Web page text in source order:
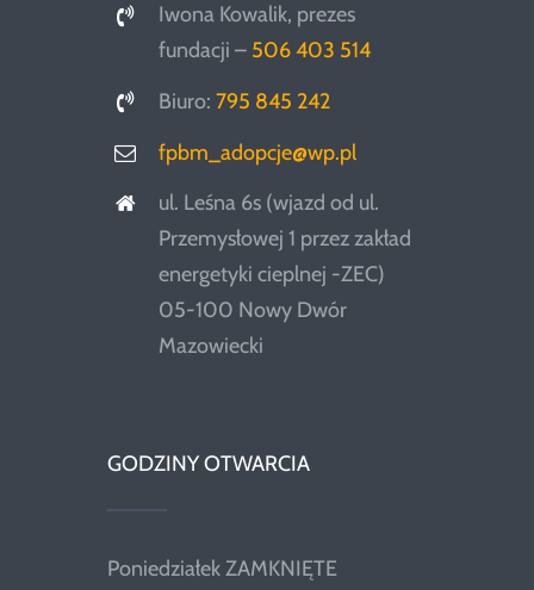
Iwona Kowalik, prezes
fundacji – 506 403 514
Biuro:795 845 242
fpbm_adopcje@wp.pl
ul. Leśna 6s (wjazd od ul.
Przemysłowej 1 przez zakład
energetyki cieplnej -ZEC)
05-100 Nowy Dwór
Mazowiecki
GODZINY OTWARCIA
Poniedziałek ZAMKNIĘTE